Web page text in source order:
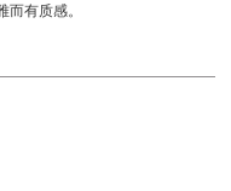
有质感。